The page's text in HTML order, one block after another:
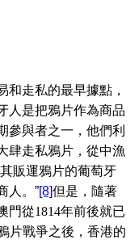
和走私的最早據點，
人是把鴉片作為商品
參與者之一，他們利
肆走私鴉片，從中漁
販運鴉片的葡萄牙
人。”[8]但是，隨著
門從1814年前後就已
片戰爭之後，香港的